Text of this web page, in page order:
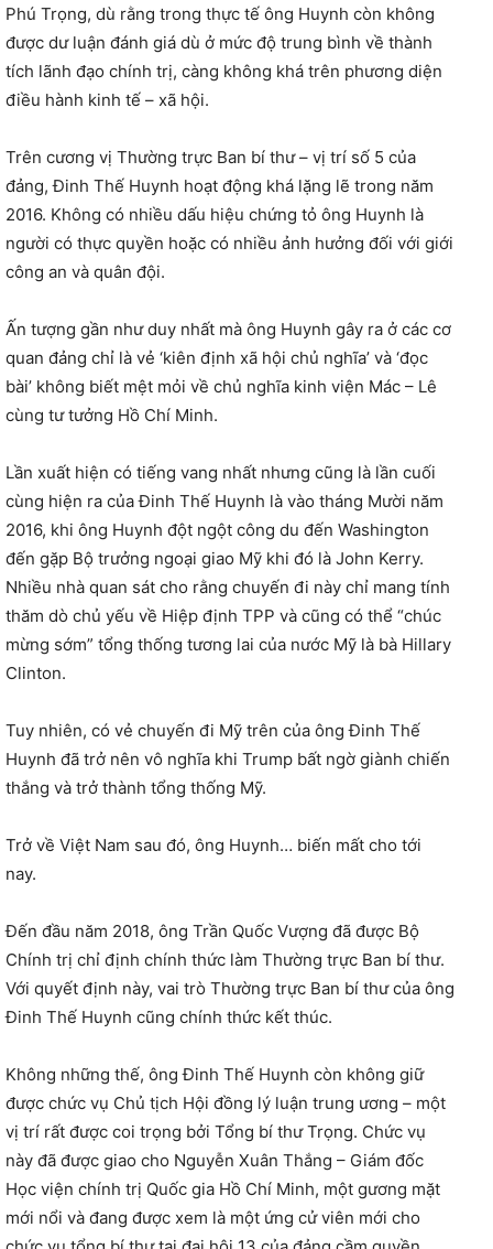
Phú Trọng, dù rằng trong thực tế ông Huynh còn không
được dư luận đánh giá dù ở mức độ trung bình về thành
tích lãnh đạo chính trị, càng không khá trên phương diện
điều hành kinh tế – xã hội.
Trên cương vị Thường trực Ban bí thư – vị trí số 5 của
đảng, Đinh Thế Huynh hoạt động khá lặng lẽ trong năm
2016. Không có nhiều dấu hiệu chứng tỏ ông Huynh là
người có thực quyền hoặc có nhiều ảnh hưởng đối với giới
công an và quân đội.
Ấn tượng gần như duy nhất mà ông Huynh gây ra ở các cơ
quan đảng chỉ là vẻ ‘kiên định xã hội chủ nghĩa’ và ‘đọc
bài’ không biết mệt mỏi về chủ nghĩa kinh viện Mác – Lê
cùng tư tưởng Hồ Chí Minh.
Lần xuất hiện có tiếng vang nhất nhưng cũng là lần cuối
cùng hiện ra của Đinh Thế Huynh là vào tháng Mười năm
2016, khi ông Huynh đột ngột công du đến Washington
đến gặp Bộ trưởng ngoại giao Mỹ khi đó là John Kerry.
Nhiều nhà quan sát cho rằng chuyến đi này chỉ mang tính
thăm dò chủ yếu về Hiệp định TPP và cũng có thể “chúc
mừng sớm” tổng thống tương lai của nước Mỹ là bà Hillary
Clinton.
Tuy nhiên, có vẻ chuyến đi Mỹ trên của ông Đinh Thế
Huynh đã trở nên vô nghĩa khi Trump bất ngờ giành chiến
thắng và trở thành tổng thống Mỹ.
Trở về Việt Nam sau đó, ông Huynh… biến mất cho tới
nay.
Đến đầu năm 2018, ông Trần Quốc Vượng đã được Bộ
Chính trị chỉ định chính thức làm Thường trực Ban bí thư.
Với quyết định này, vai trò Thường trực Ban bí thư của ông
Đinh Thế Huynh cũng chính thức kết thúc.
Không những thế, ông Đinh Thế Huynh còn không giữ
được chức vụ Chủ tịch Hội đồng lý luận trung ương – một
vị trí rất được coi trọng bởi Tổng bí thư Trọng. Chức vụ
này đã được giao cho Nguyễn Xuân Thắng – Giám đốc
Học viện chính trị Quốc gia Hồ Chí Minh, một gương mặt
mới nổi và đang được xem là một ứng cử viên mới cho